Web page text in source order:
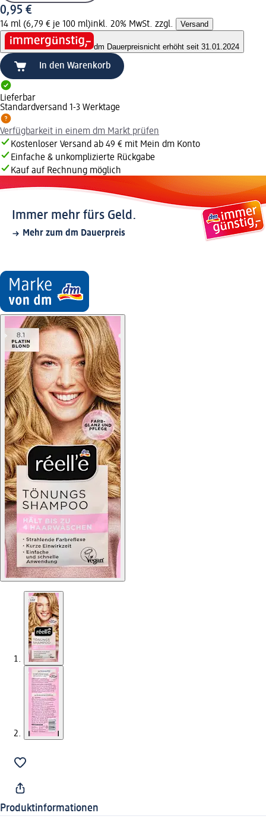
0,95 €
14 ml (6,79 € je 100 ml)inkl. 20% MwSt. zzgl. Versand
dm Dauerpreisnicht erhöht seit 31.01.2024
In den Warenkorb
Lieferbar
Standardversand 1-3 Werktage
Verfügbarkeit in einem dm Markt prüfen
Kostenloser Versand ab 49 € mit Mein dm Konto
Einfache & unkomplizierte Rückgabe
Kauf auf Rechnung möglich
Immer mehr fürs Geld.
Mehr zum dm Dauerpreis
Produktinformationen